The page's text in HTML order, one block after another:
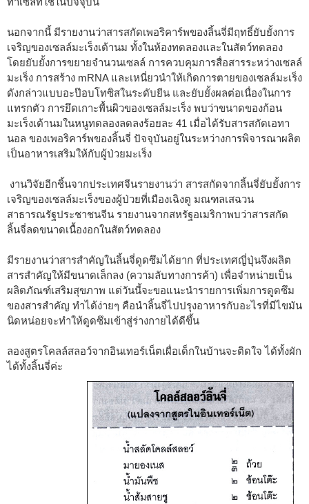
นอกจากนี้ มีรายงานว่าสารสกัดเพอริคาร์พของลิ้นจี่มีฤทธิ์ยับยั้งการ
เจริญของเซลล์มะเร็งเต้านม ทั้งในห้องทดลองและในสัตว์ทดลอง
โดยยับยั้งการขยายจำนวนเซลล์ การควบคุมการสื่อสารระหว่างเซลล์
มะเร็ง การสร้าง mRNA และเหนี่ยวนำให้เกิดการตายของเซลล์มะเร็ง
ดังกล่าวแบบอะป๊อบโทซิสในระดับยีน และยับยั้งผลต่อเนื่องในการ
แทรกตัว การยึดเกาะพื้นผิวของเซลล์มะเร็ง พบว่าขนาดของก้อน
มะเร็งเต้านมในหนูทดลองลดลงร้อยละ 41 เมื่อได้รับสารสกัดเอทา
นอล ของเพอริคาร์พของลิ้นจี่ ปัจจุบันอยู่ในระหว่างการพิจารณาผลิต
เป็นอาหารเสริมให้กับผู้ป่วยมะเร็ง
งานวิจัยอีกชิ้นจากประเทศจีนรายงานว่า สารสกัดจากลิ้นจี่ยับยั้งการ
เจริญของเซลล์มะเร็งของผู้ป่วยที่เมืองเฉิงตู มณฑลเสฉวน
สาธารณรัฐประชาชนจีน รายงานจากสหรัฐอเมริกาพบว่าสารสกัด
ลิ้นจี่ลดขนาดเนื้องอกในสัตว์ทดลอง
มีรายงานว่าสารสำคัญในลิ้นจี่ดูดซึมได้ยาก ที่ประเทศญี่ปุ่นจึงผลิต
สารสำคัญให้มีขนาดเล็กลง (ความลับทางการค้า) เพื่อจำหน่ายเป็น
ผลิตภัณฑ์เสริมสุขภาพ แต่วันนี้จะขอแนะนำรายการเพิ่มการดูดซึม
ของสารสำคัญ ทำได้ง่ายๆ คือนำลิ้นจี่ไปปรุงอาหารกับอะไรที่มีไขมัน
นิดหน่อยจะทำให้ดูดซึมเข้าสู่ร่างกายได้ดีขึ้น
ลองสูตรโคลล์สลอว์จากอินเทอร์เน็ตเผื่อเด็กในบ้านจะติดใจ ได้ทั้งผัก
ได้ทั้งลิ้นจี่ค่ะ